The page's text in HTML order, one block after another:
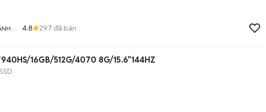
4.8 297 đã bán
16GB/512G/4070 8G/15.6"144HZ
SSD